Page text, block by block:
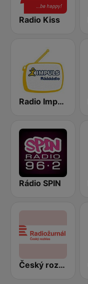
Radio Kiss
Radio Impuls
Rádio SPIN
Český rozhlas Radiožurnál